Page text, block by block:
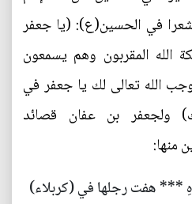
في الحسين(ع): (يا جعفر
الله المقربون وهم يسمعون
الله تعالى لك يا جعفر في
ولجعفر بن عفان قصائد
منها:
*** هفت رجلها في (كربلاء)